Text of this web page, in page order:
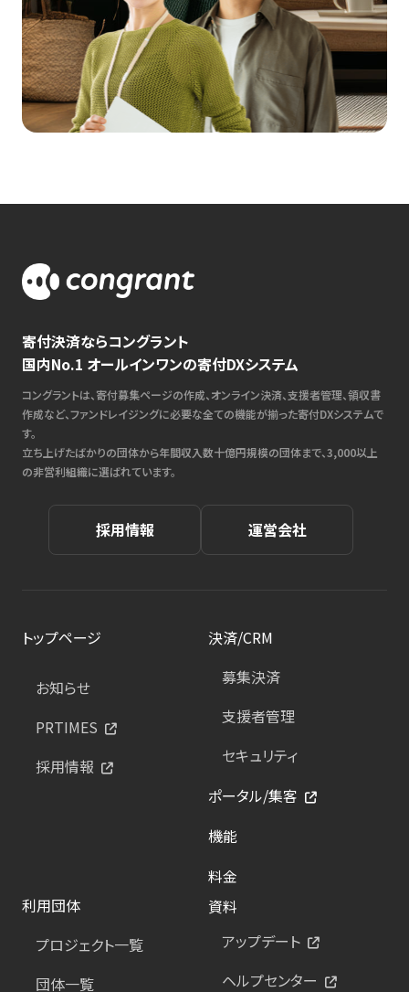
寄付決済ならコングラント
国内No.1 オールインワンの寄付DXシステム
コングラントは、寄付募集ページの作成、オンライン決済、支援者管理、領収書
作成など、ファンドレイジングに必要な全ての機能が揃った寄付DXシステムで
す。
立ち上げたばかりの団体から年間収入数十億円規模の団体まで、3,000以上
の非営利組織に選ばれています。
採用情報 運営会社
トップページ
お知らせ
PRTIMES
採用情報
決済/CRM
募集決済
支援者管理
セキュリティ
ポータル/集客
機能
料金
利用団体
プロジェクト一覧
団体一覧
資料
アップデート
ヘルプセンター